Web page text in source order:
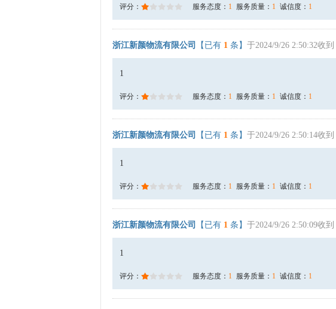
评分： 服务态度： 1 服务质量： 1 诚信度： 1
浙江新颜物流有限公司 【已有 1 条】 于2024/9/26 2:50:32收到
1
评分： 服务态度： 1 服务质量： 1 诚信度： 1
浙江新颜物流有限公司 【已有 1 条】 于2024/9/26 2:50:14收到
1
评分： 服务态度： 1 服务质量： 1 诚信度： 1
浙江新颜物流有限公司 【已有 1 条】 于2024/9/26 2:50:09收到
1
评分： 服务态度： 1 服务质量： 1 诚信度： 1